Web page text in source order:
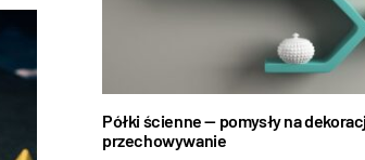
Półki ścienne — pomysły na
przechowywanie